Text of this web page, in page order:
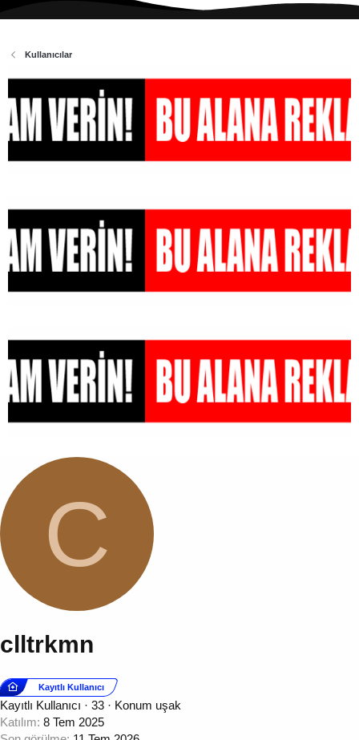
Kullanıcılar
C
clltrkmn
Kayıtlı Kullanıcı
Kayıtlı Kullanıcı · 33 · Konum uşak
Katılım 8 Tem 2025